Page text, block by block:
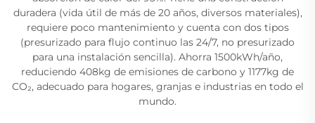
duradera (vida útil de más de 20 años, diversos materiales),
requiere poco mantenimiento y cuenta con dos tipos
(presurizado para flujo continuo las 24/7, no presurizado
para una instalación sencilla). Ahorra 1500kWh/año,
reduciendo 408kg de emisiones de carbono y 1177kg de
CO₂, adecuado para hogares, granjas e industrias en todo el
mundo.